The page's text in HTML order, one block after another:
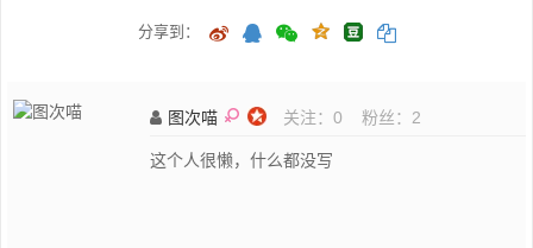
分享到：
图次喵 关注： 0 粉丝： 2
这个人很懒，什么都没写